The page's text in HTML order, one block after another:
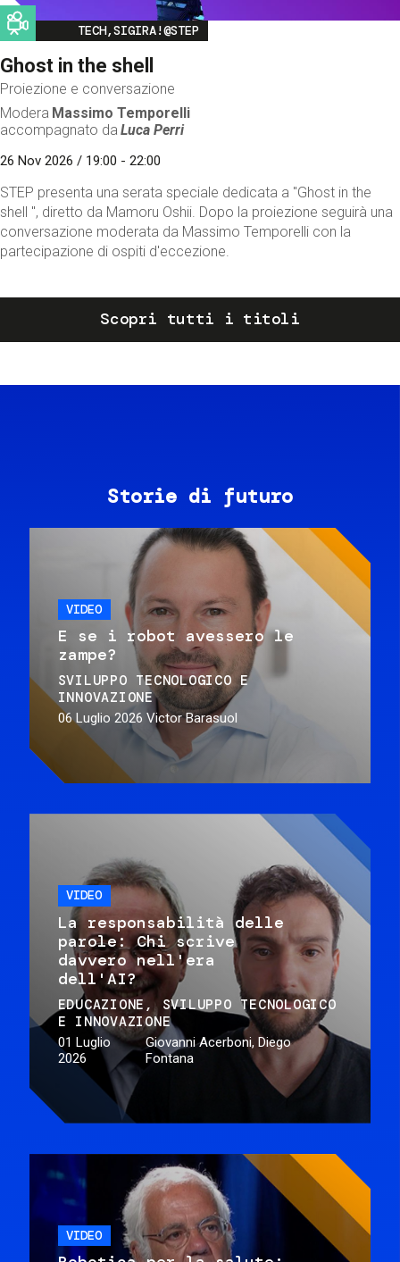
Image
TECH,SIGIRA!@STEP
Ghost in the shell
Proiezione e conversazione
Modera Massimo Temporelli
accompagnato da Luca Perri
26 Nov 2026 / 19:00 - 22:00
STEP presenta una serata speciale dedicata a "Ghost in the
shell ", diretto da Mamoru Oshii. Dopo la proiezione seguirà una
conversazione moderata da Massimo Temporelli con la
partecipazione di ospiti d'eccezione.
Scopri tutti i titoli
Storie di futuro
VIDEO
E se i robot avessero le
zampe?
SVILUPPO TECNOLOGICO E
INNOVAZIONE
06 Luglio 2026 Victor Barasuol
VIDEO
La responsabilità delle
parole: Chi scrive
davvero nell'era
dell'AI?
EDUCAZIONE
SVILUPPO TECNOLOGICO
E INNOVAZIONE
01 Luglio
2026
Giovanni Acerboni, Diego
Fontana
VIDEO